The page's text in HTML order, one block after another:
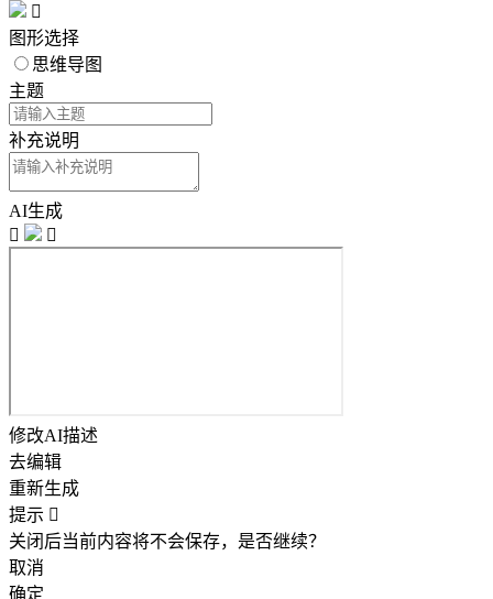

图形选择
思维导图
主题
补充说明
AI生成


修改AI描述
去编辑
重新生成
提示 
关闭后当前内容将不会保存，是否继续？
取消
确定